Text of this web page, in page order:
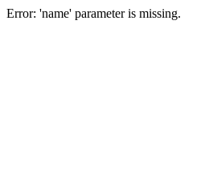
Error: 'name' parameter is missing.